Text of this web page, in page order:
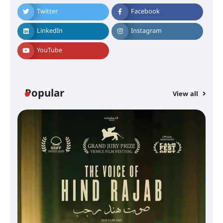
Twitter Facebook
LinkedIn Instagram
YouTube
Popular View all
സെന്റ് ജോസഫ്സ് കോളജ്
കോമേഴ്‌സ് അസോസിയേഷന്
തുടക്കമായി